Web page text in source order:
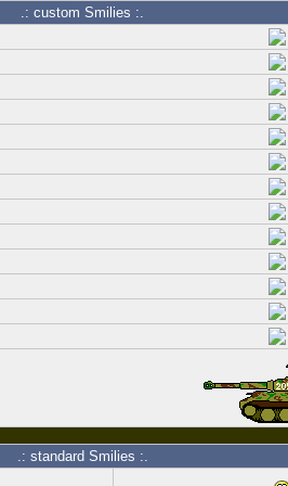
.: custom Smilies :.
.: standard Smilies :.